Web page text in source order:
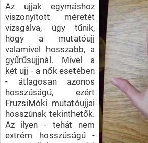
Az ujjak egymáshoz
viszonyított méretét
vizsgálva, úgy tűnik,
hogy a mutatóujj
valamivel hosszabb, a
gyűrűsujjnál. Mivel a
két ujj - a nők esetében
- átlagosan azonos
hosszúságú, ezért
FruzsiMóki mutatóujjai
hosszúnak tekinthetők.
Az ilyen - tehát nem
extrém hosszúságú -